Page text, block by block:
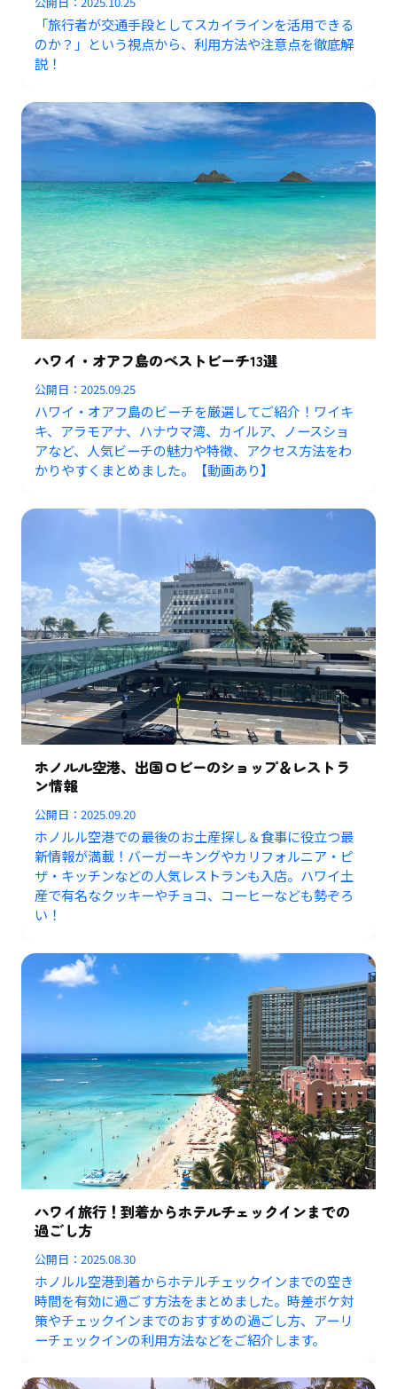
「旅行者が交通手段としてスカイラインを活用できる
のか？」という視点から、利用方法や注意点を徹底解
説！
ハワイ・オアフ島のベストビーチ13選
公開日：2025.09.25
ハワイ・オアフ島のビーチを厳選してご紹介！ワイキ
キ、アラモアナ、ハナウマ湾、カイルア、ノースショ
アなど、人気ビーチの魅力や特徴、アクセス方法をわ
かりやすくまとめました。【動画あり】
ホノルル空港、出国ロビーのショップ＆レストラ
ン情報
公開日：2025.09.20
ホノルル空港での最後のお土産探し＆食事に役立つ最
新情報が満載！バーガーキングやカリフォルニア・ピ
ザ・キッチンなどの人気レストランも入店。ハワイ土
産で有名なクッキーやチョコ、コーヒーなども勢ぞろ
い！
ハワイ旅行！到着からホテルチェックインまでの
過ごし方
公開日：2025.08.30
ホノルル空港到着からホテルチェックインまでの空き
時間を有効に過ごす方法をまとめました。時差ボケ対
策やチェックインまでのおすすめの過ごし方、アーリ
ーチェックインの利用方法などをご紹介します。